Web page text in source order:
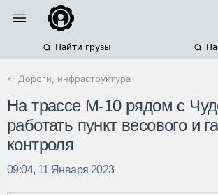
Найти грузы
← Дороги, инфраструктура
На трассе М-10 рядом с
работать пункт весового и
контроля
09:04, 11 Января 2023